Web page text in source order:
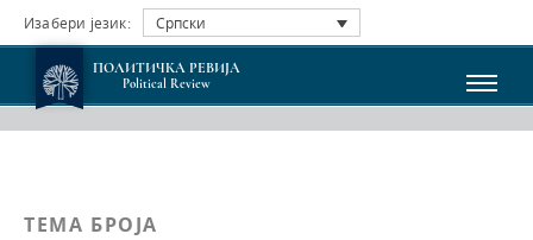
Изабери језик: Српски
ПОЛИТИЧКА РЕВИЈА
Political Review
ТЕМА БРОЈА